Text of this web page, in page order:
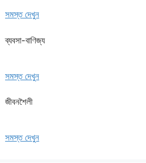
সমস্ত দেখুন
ব্যবসা-বাণিজ্য
সমস্ত দেখুন
জীবনশৈলী
সমস্ত দেখুন